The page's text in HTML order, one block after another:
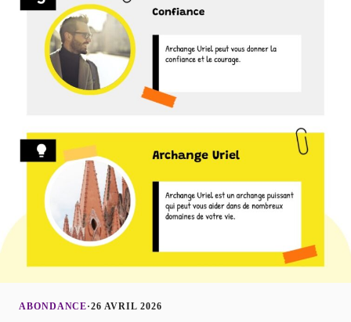
ABONDANCE·26 AVRIL 2026